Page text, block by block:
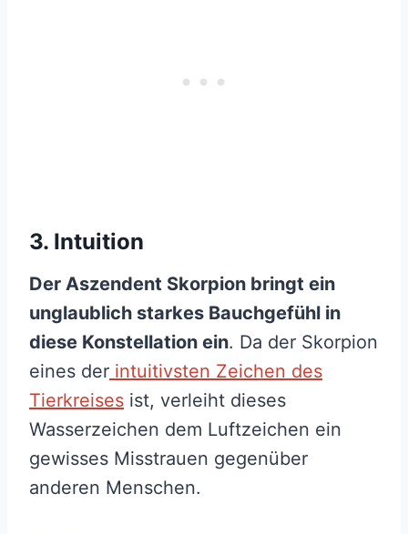
3. Intuition
Der Aszendent Skorpion bringt ein
unglaublich starkes Bauchgefühl in
diese Konstellation ein. Da der Skorpion
eines der intuitivsten Zeichen des
Tierkreises ist, verleiht dieses
Wasserzeichen dem Luftzeichen ein
gewisses Misstrauen gegenüber
anderen Menschen.